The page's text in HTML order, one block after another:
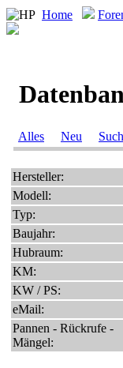
Home
Alles Neu
Hersteller:
Modell:
Typ:
Baujahr:
Hubraum:
KM:
KW / PS:
eMail:
Pannen - Rückrufe -
Mängel: